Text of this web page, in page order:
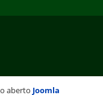
aberto Joomla